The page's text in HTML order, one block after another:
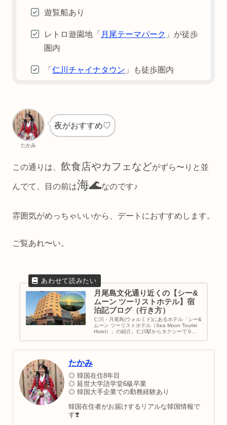
遊覧船あり
レトロ遊園地「 月尾テーマパーク 」が徒歩
圏内
「 仁川チャイナタウン 」も徒歩圏内
たかみ
夜がおすすめ♡
この通りは、 飲食店やカフェなどがずら〜りと並
んでて、目の前は海🌊なのです♪
雰囲気がめっちゃいいから、デートにおすすめします。
ご覧あれ〜い。
月尾島文化通り近くの【シー&
ムーン ツーリストホテル】宿
泊記ブログ（行き方）
仁川・月尾島(ウォルミド)にあるホテル「シー&
ムーン ツーリストホテル（Sea Moon Tourist
Hotel）」の紹介。仁川駅からタクシーで９
たかみ
◎ 韓国在住8年目
◎ 延世大学語学堂6級卒業
◎ 韓国大手企業での勤務経験あり
韓国在住者がお届けするリアルな韓国情報で
す❣️